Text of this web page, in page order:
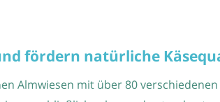
fördern natürliche
Almwiesen mit über 80